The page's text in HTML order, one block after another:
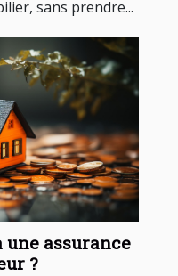
sans prendre...
assurance
?